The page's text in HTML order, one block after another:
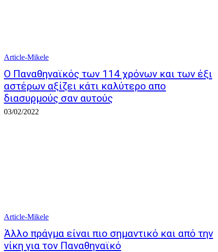
Article-Mikele
Ο Παναθηναϊκός των 114 χρόνων και των έξι
αστέρων αξίζει κάτι καλύτερο απο
διασυρμούς σαν αυτούς
03/02/2022
Article-Mikele
Άλλο πράγμα είναι πιο σημαντικό και από την
νίκη για τον Παναθηναϊκό